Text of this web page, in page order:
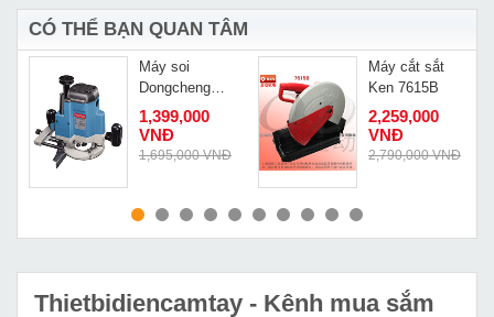
CÓ THỂ BẠN QUAN TÂM
MUA NGAY
Máy soi
Dongcheng
M1R-FF02-12
1,399,000
VNĐ
1,695,000 VNĐ
MUA NGAY
Máy cắt sắt
Ken 7615B
2,259,000
VNĐ
2,790,000 VNĐ
Thietbidiencamtay - Kênh mua sắm